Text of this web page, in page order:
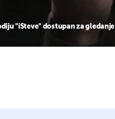
"iSteve" dostupan za gledanje